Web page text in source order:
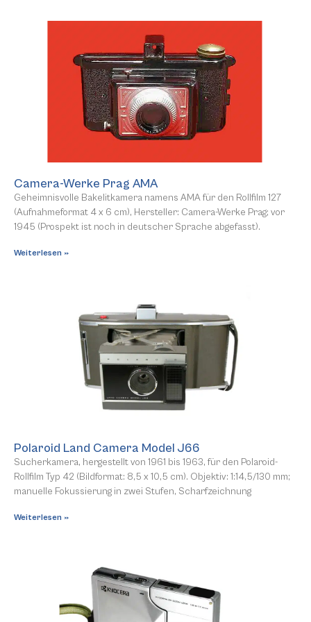
Camera-Werke Prag AMA
Geheimnisvolle Bakelitkamera namens AMA für den Rollfilm 127
(Aufnahmeformat 4 x 6 cm), Hersteller: Camera-Werke Prag; vor
1945 (Prospekt ist noch in deutscher Sprache abgefasst).
Weiterlesen »
Polaroid Land Camera Model J66
Sucherkamera, hergestellt von 1961 bis 1963, für den Polaroid-
Rollfilm Typ 42 (Bildformat: 8,5 x 10,5 cm). Objektiv: 1:14,5/130 mm;
manuelle Fokussierung in zwei Stufen, Scharfzeichnung
Weiterlesen »